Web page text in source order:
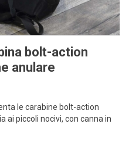
bolt-action
anulare
le carabine bolt-action
ai piccoli nocivi, con canna in